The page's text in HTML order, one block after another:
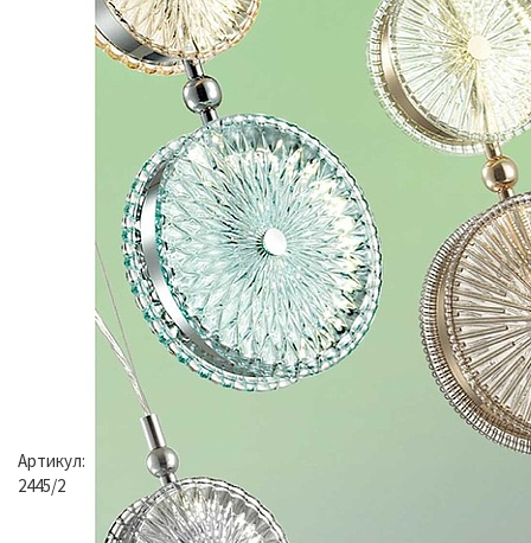
Артикул:
2445/2